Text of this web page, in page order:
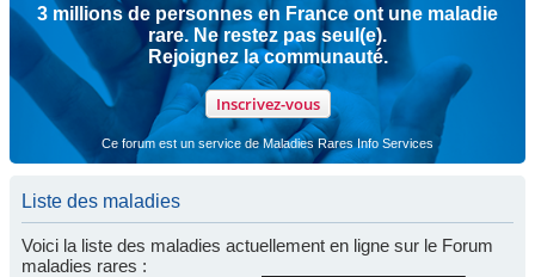
3 millions de personnes en France ont une maladie
rare. Ne restez pas seul(e).
Rejoignez la communauté.
Inscrivez-vous
Ce forum est un service de Maladies Rares Info Services
Liste des maladies
Voici la liste des maladies actuellement en ligne sur le Forum
maladies rares :